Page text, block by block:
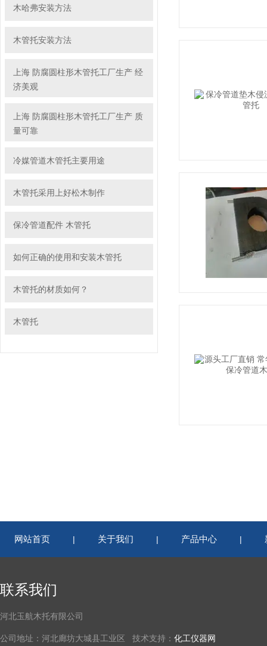
木哈弗安装方法
木管托安装方法
上海 防腐圆柱形木管托工厂生产 经
济美观
上海 防腐圆柱形木管托工厂生产 质
量可靠
冷媒管道木管托主要用途
木管托采用上好松木制作
保冷管道配件 木管托
如何正确的使用和安装木管托
木管托的材质如何？
木管托
网站首页 | 关于我们 | 产品中心 |
联系我们
河北玉航木托有限公司
公司地址：河北廊坊大城县工业区 技术支持： 化工仪器网